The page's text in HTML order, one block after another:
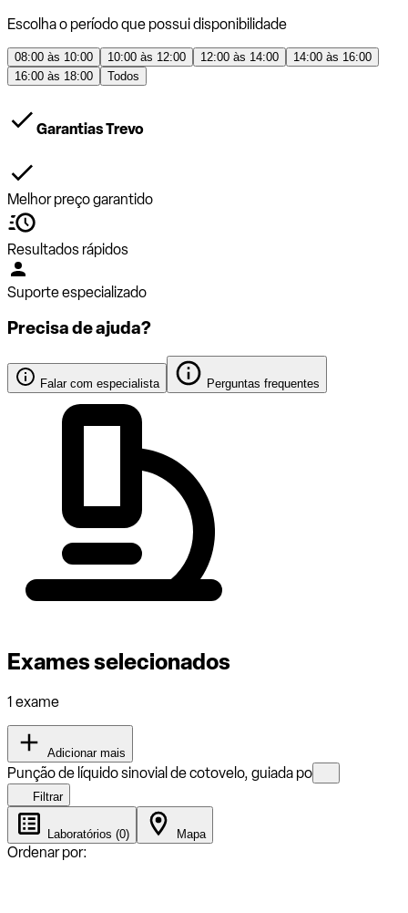
Escolha o período que possui disponibilidade
08:00 às 10:00 10:00 às 12:00 12:00 às 14:00
14:00 às 16:00
16:00 às 18:00
Todos
Garantias Trevo
Melhor preço garantido
Resultados rápidos
Suporte especializado
Precisa de ajuda?
Falar com especialista Perguntas frequentes
Exames selecionados
1 exame
Adicionar mais
Punção de líquido sinovial de cotovelo, guiada po
Filtrar
Laboratórios (0) Mapa
Ordenar por: